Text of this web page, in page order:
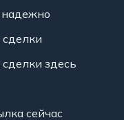
надежно
здесь
сейчас